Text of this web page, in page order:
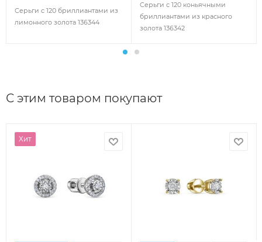
Серьги с 120 бриллиантами из
лимонного золота 136344
Серьги с 120 коньячными
бриллиантами из красного
золота 136342
С этим товаром покупают
Хит